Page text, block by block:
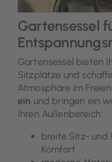
Gartensessel
Gartensessel bieten
Sitzplätze und
Atmosphäre im
ein und bringen ein
Ihren Außenbereich:
breite Sitz- und
Komfort